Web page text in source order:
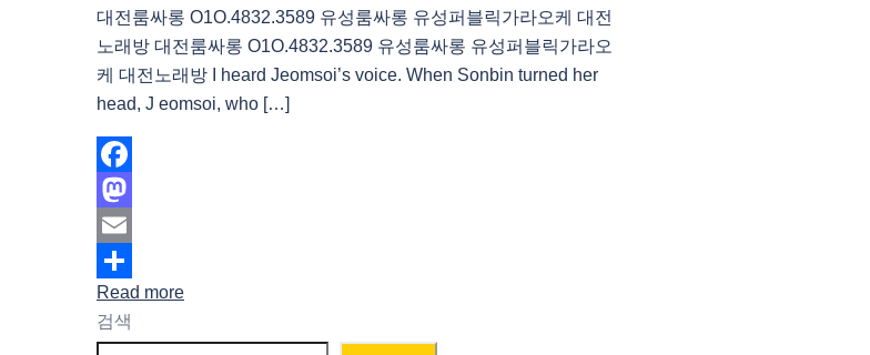
대전룸싸롱 O1O.4832.3589 유성룸싸롱 유성퍼블릭가라오케 대전
노래방 대전룸싸롱 O1O.4832.3589 유성룸싸롱 유성퍼블릭가라오
케 대전노래방 I heard Jeomsoi’s voice. When Sonbin turned her
head, J eomsoi, who […]
Facebook
Mastodon
Email
Share
Read more
검색